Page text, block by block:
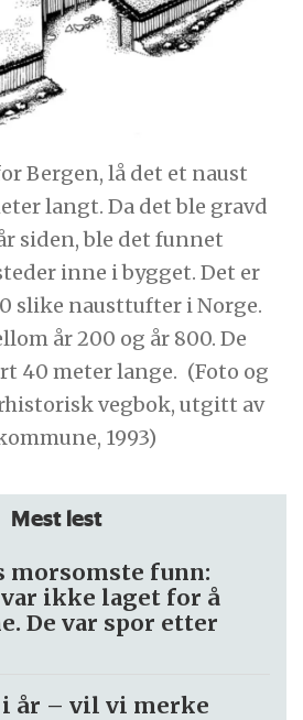
Bergen, lå det et naust
langt. Da det ble gravd
siden, ble det funnet
inne i bygget. Det er
slike nausttufter i Norge.
år 200 og år 800. De
40 meter lange. (Foto og
vegbok, utgitt av
1993)
Mest lest
morsomste funn:
ikke laget for å
De var spor etter
i år – vil vi merke